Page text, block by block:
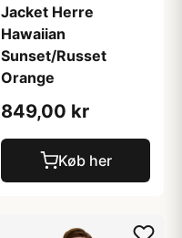
Jacket Herre
Hawaiian
Sunset/Russet
Orange
849,00 kr
Køb her